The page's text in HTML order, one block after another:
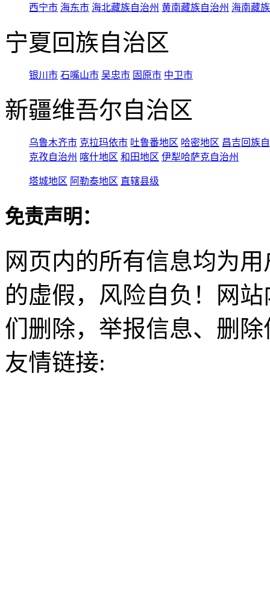
西宁市 海东市 海北藏族自治州 黄南藏族自治州 海南藏
宁夏回族自治区
银川市 石嘴山市 吴忠市 固原市 中卫市
新疆维吾尔自治区
乌鲁木齐市 克拉玛依市 吐鲁番地区 哈密地区 昌吉回族
克孜自治州 喀什地区 和田地区 伊犁哈萨克自治州
塔城地区 阿勒泰地区 直辖县级
免责声明：
网页内的所有信息均为
的虚假，风险自负！网
们删除，举报信息、删
友情链接: